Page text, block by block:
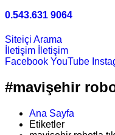
0.543.631 9064
Siteiçi Arama
İletişim
İletişim
Facebook YouTube
#mavişehir
Ana Sayfa
Etiketler